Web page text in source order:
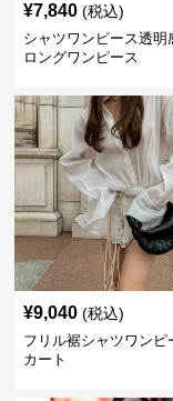
¥7,840 (税込)
シャツワンピース透明
ロングワンピース
¥9,040 (税込)
フリル裾シャツワンピ
カート